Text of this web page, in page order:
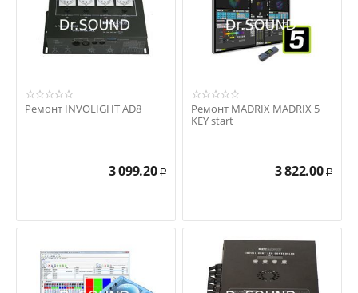
Ремонт INVOLIGHT AD8
3 099.20 Р
Ремонт MADRIX MADRIX 5
KEY start
3 822.00 Р